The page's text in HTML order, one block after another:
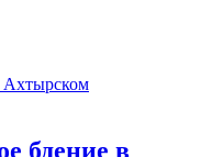
бдение в